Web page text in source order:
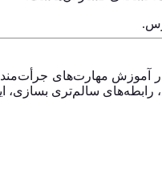
آموزش مهارت‌های
رابطه‌های سالم‌تری بسازی،